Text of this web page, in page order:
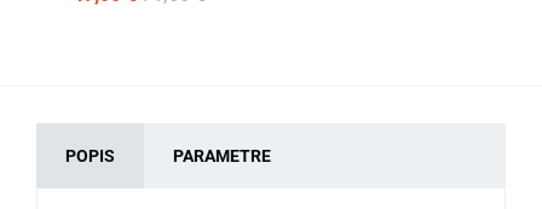
POPIS PARAMETRE